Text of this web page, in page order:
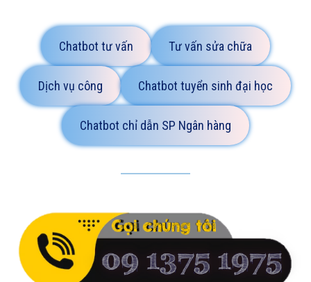
Chatbot tư vấn Tư vấn sửa chữa
Dịch vụ công Chatbot tuyển sinh đại học
Chatbot chỉ dẫn SP Ngân hàng